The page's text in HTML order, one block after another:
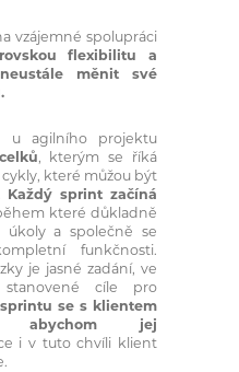
vzájemné spolupráci
flexibilitu a
měnit své
u agilního projektu
, kterým se říká
cykly, které můžou být
Každý sprint začíná
které důkladně
úkoly a společně se
funkčnosti.
je jasné zadání, ve
cíle pro
se s klientem
abychom jej
i v tuto chvíli klient